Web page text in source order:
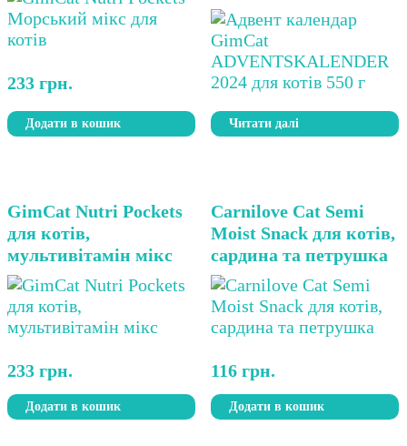
233 грн.
Додати в кошик Читати далі
GimCat Nutri Pockets
для котів,
мультивітамін мікс
233 грн.
Додати в кошик
Carnilove Cat Semi
Moist Snack для котів,
сардина та петрушка
116 грн.
Додати в кошик